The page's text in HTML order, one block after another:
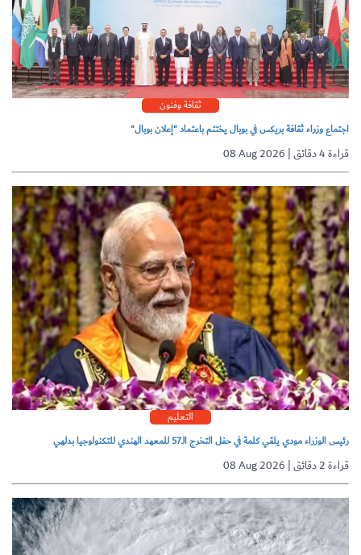
ثقافة وفنون
اجتماع وزراء ثقافة بريكس في بوبال يختتم باعتماد "إعلان بوبال"
08 Aug 2026 | قراءة 4 دقائق
التعليم
رئيس الوزراء مودي يلقي كلمة في حفل التخرج الـ57 للمعهد الهندي للتكنولوجيا بدلهي
08 Aug 2026 | قراءة 2 دقائق